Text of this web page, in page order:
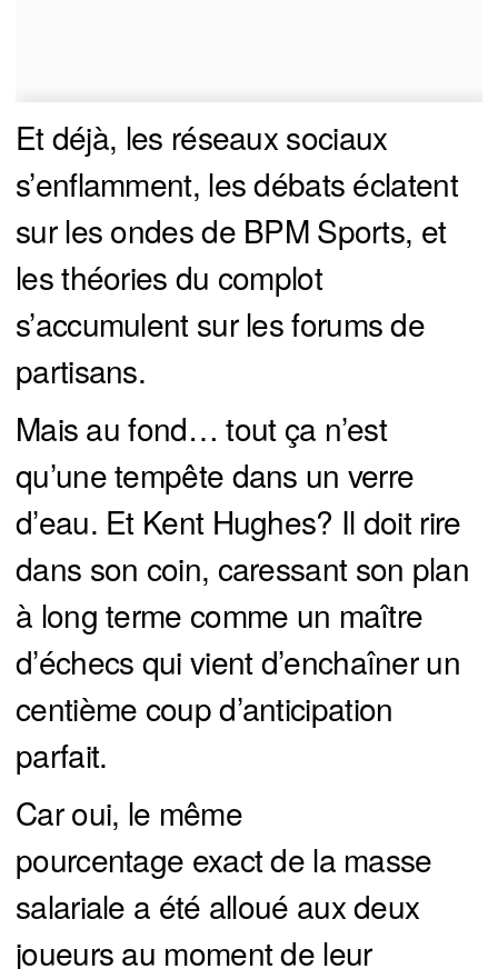
Et déjà, les réseaux sociaux
s’enflamment, les débats éclatent
sur les ondes de BPM Sports, et
les théories du complot
s’accumulent sur les forums de
partisans.
Mais au fond… tout ça n’est
qu’une tempête dans un verre
d’eau. Et Kent Hughes? Il doit rire
dans son coin, caressant son plan
à long terme comme un maître
d’échecs qui vient d’enchaîner un
centième coup d’anticipation
parfait.
Car oui, le même
pourcentage exact de la masse
salariale a été alloué aux deux
joueurs au moment de leur